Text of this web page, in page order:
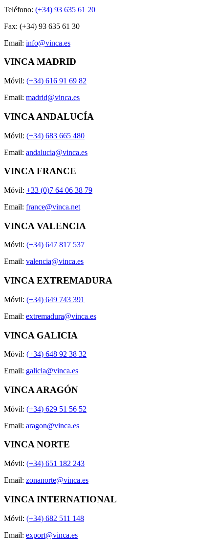
Teléfono: (+34) 93 635 61 20
Fax: (+34) 93 635 61 30
Email: info@vinca.es
VINCA MADRID
Móvil: (+34) 616 91 69 82
Email: madrid@vinca.es
VINCA ANDALUCÍA
Móvil: (+34) 683 665 480
Email: andalucia@vinca.es
VINCA FRANCE
Móvil: +33 (0)7 64 06 38 79
Email: france@vinca.net
VINCA VALENCIA
Móvil: (+34) 647 817 537
Email: valencia@vinca.es
VINCA EXTREMADURA
Móvil: (+34) 649 743 391
Email: extremadura@vinca.es
VINCA GALICIA
Móvil: (+34) 648 92 38 32
Email: galicia@vinca.es
VINCA ARAGÓN
Móvil: (+34) 629 51 56 52
Email: aragon@vinca.es
VINCA NORTE
Móvil: (+34) 651 182 243
Email: zonanorte@vinca.es
VINCA INTERNATIONAL
Móvil: (+34) 682 511 148
Email: export@vinca.es